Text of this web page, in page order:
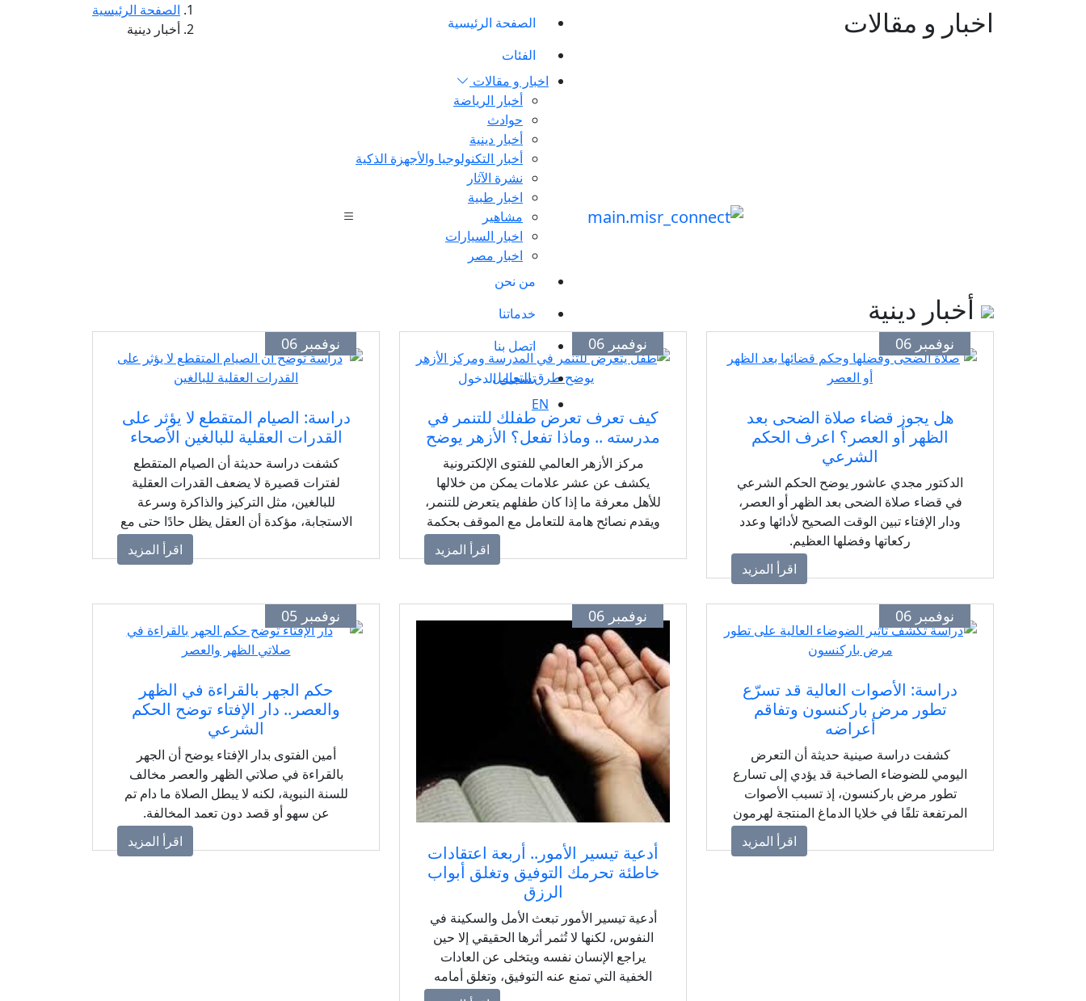
الصفحة الرئيسية
الفئات
اخبار و مقالات
أخبار الرياضة
حوادث
أخبار دينية
أخبار التكنولوجيا والأجهزة الذكية
نشرة الآثار
اخبار طبية
مشاهير
اخبار السيارات
اخبار مصر
من نحن
خدماتنا
اتصل بنا
تسجيل الدخول
EN
اخبار و مقالات
الصفحة الرئيسية
أخبار دينية
أخبار دينية
نوفمبر 06
هل يجوز قضاء صلاة الضحى بعد
الظهر أو العصر؟ اعرف الحكم
الشرعي
الدكتور مجدي عاشور يوضح الحكم الشرعي
في قضاء صلاة الضحى بعد الظهر أو العصر،
ودار الإفتاء تبين الوقت الصحيح لأدائها وعدد
ركعاتها وفضلها العظيم.
اقرأ المزيد
نوفمبر 06
كيف تعرف تعرض طفلك للتنمر في
مدرسته .. وماذا تفعل؟ الأزهر يوضح
مركز الأزهر العالمي للفتوى الإلكترونية
يكشف عن عشر علامات يمكن من خلالها
للأهل معرفة ما إذا كان طفلهم يتعرض للتنمر،
ويقدم نصائح هامة للتعامل مع الموقف بحكمة
اقرأ المزيد
نوفمبر 06
دراسة: الصيام المتقطع لا يؤثر على
القدرات العقلية للبالغين الأصحاء
كشفت دراسة حديثة أن الصيام المتقطع
لفترات قصيرة لا يضعف القدرات العقلية
للبالغين، مثل التركيز والذاكرة وسرعة
الاستجابة، مؤكدة أن العقل يظل حادًا حتى مع
الامتناع المؤقت عن الطعام.اقرأ المزيد
نوفمبر 06
دراسة: الأصوات العالية قد تسرّع
تطور مرض باركنسون وتفاقم
أعراضه
كشفت دراسة صينية حديثة أن التعرض
اليومي للضوضاء الصاخبة قد يؤدي إلى تسارع
تطور مرض باركنسون، إذ تسبب الأصوات
المرتفعة تلفًا في خلايا الدماغ المنتجة لهرمون
الدوبامين المسؤول عن الحركة والتوازن.
اقرأ المزيد
نوفمبر 06
أدعية تيسير الأمور.. أربعة اعتقادات
خاطئة تحرمك التوفيق وتغلق أبواب
الرزق
أدعية تيسير الأمور تبعث الأمل والسكينة في
النفوس، لكنها لا تُثمر أثرها الحقيقي إلا حين
يراجع الإنسان نفسه ويتخلى عن العادات
الخفية التي تمنع عنه التوفيق، وتغلق أمامه
نوفمبر 05
حكم الجهر بالقراءة في الظهر
والعصر.. دار الإفتاء توضح الحكم
الشرعي
أمين الفتوى بدار الإفتاء يوضح أن الجهر
بالقراءة في صلاتي الظهر والعصر مخالف
للسنة النبوية، لكنه لا يبطل الصلاة ما دام تم
عن سهو أو قصد دون تعمد المخالفة.
اقرأ المزيد